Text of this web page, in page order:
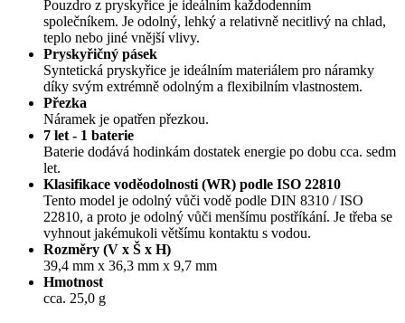
Pouzdro z pryskyřice je ideálním každodenním
společníkem. Je odolný, lehký a relativně necitlivý na chlad,
teplo nebo jiné vnější vlivy.
Pryskyřičný pásek
Syntetická pryskyřice je ideálním materiálem pro náramky
díky svým extrémně odolným a flexibilním vlastnostem.
Přezka
Náramek je opatřen přezkou.
7 let - 1 baterie
Baterie dodává hodinkám dostatek energie po dobu cca. sedm
let.
Klasifikace voděodolnosti (WR) podle ISO 22810
Tento model je odolný vůči vodě podle DIN 8310 / ISO
22810, a proto je odolný vůči menšímu postříkání. Je třeba se
vyhnout jakémukoli většímu kontaktu s vodou.
Rozměry (V x Š x H)
39,4 mm x 36,3 mm x 9,7 mm
Hmotnost
cca. 25,0 g